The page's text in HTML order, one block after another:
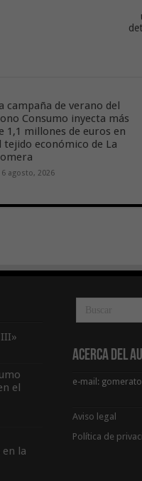
campaña de verano del
Consumo inyecta más
1,1 millones de euros en
tejido económico de La
6 agosto, 2026
el
la
Acerca del
e-mail:
Aviso legal
Política de